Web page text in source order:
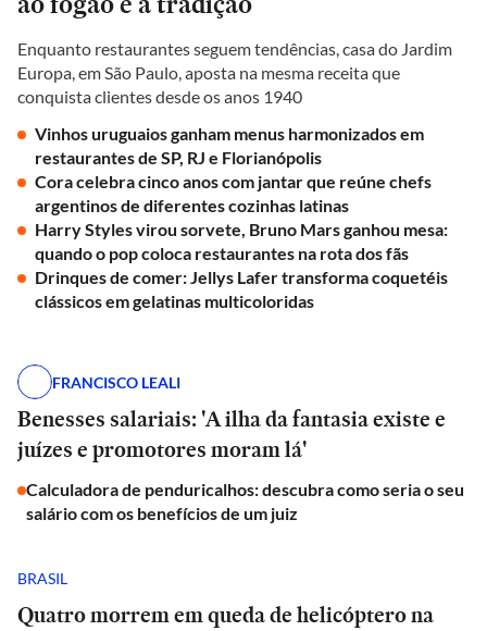
Enquanto restaurantes seguem tendências, casa do Jardim
Europa, em São Paulo, aposta na mesma receita que
conquista clientes desde os anos 1940
Vinhos uruguaios ganham menus harmonizados em
restaurantes de SP, RJ e Florianópolis
Cora celebra cinco anos com jantar que reúne chefs
argentinos de diferentes cozinhas latinas
Harry Styles virou sorvete, Bruno Mars ganhou mesa:
quando o pop coloca restaurantes na rota dos fãs
Drinques de comer: Jellys Lafer transforma coquetéis
clássicos em gelatinas multicoloridas
FRANCISCO LEALI
Benesses salariais: 'A ilha da fantasia existe e
juízes e promotores moram lá'
Calculadora de penduricalhos: descubra como seria o seu
salário com os benefícios de um juiz
BRASIL
Quatro morrem em queda de helicóptero na